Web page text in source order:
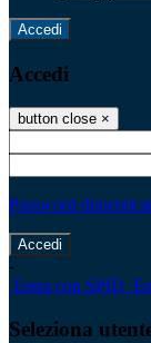
Accedi
Accedi
button close ×
Password
-
Entra con SPID
Seleziona